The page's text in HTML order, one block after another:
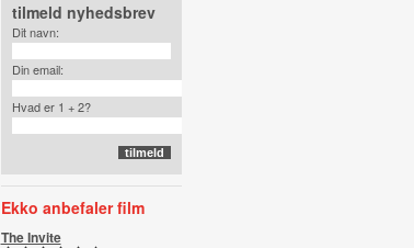
tilmeld nyhedsbrev
Dit navn:
Din email:
Hvad er 1 + 2?
Ekko anbefaler film
The Invite